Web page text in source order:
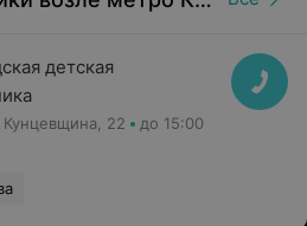
болезней;
стоматология;
детская
22 до 15:00